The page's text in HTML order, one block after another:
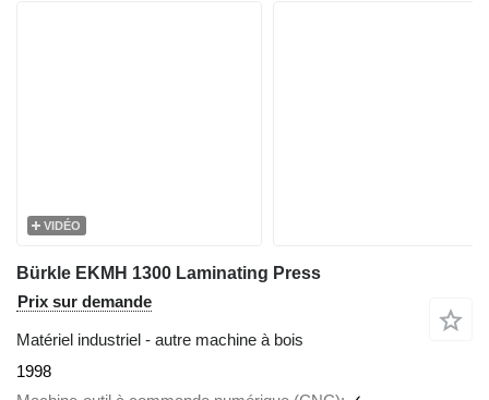
VIDÉO
Bürkle EKMH 1300 Laminating Press
Prix sur demande
Matériel industriel - autre machine à bois
1998